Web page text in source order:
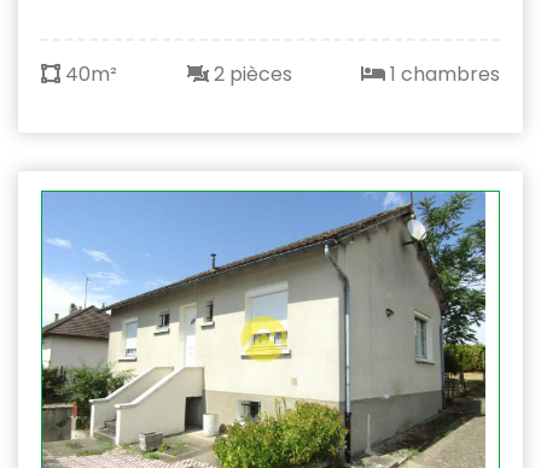
40m² 2 pièces 1 chambres